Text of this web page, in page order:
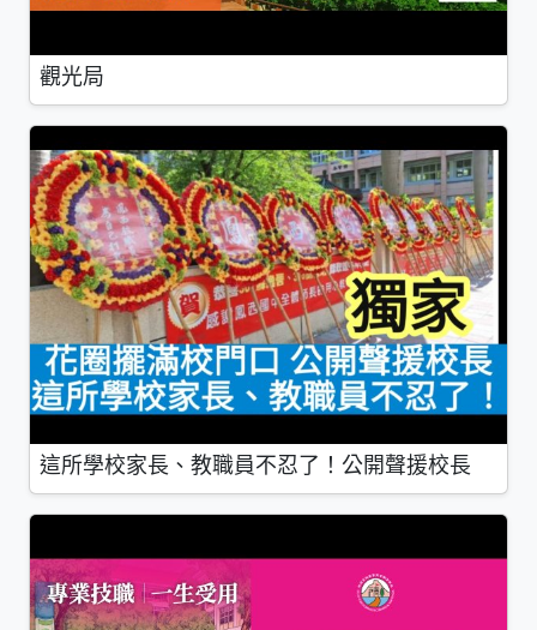
觀光局
這所學校家長、教職員不忍了！公開聲援校長